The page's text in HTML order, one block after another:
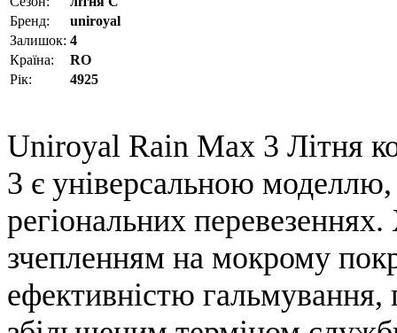
Бренд:
uniroyal
Залишок: 4
Країна:
RO
Рік:
4925
Uniroyal Rain Max 3 Літня
3 є універсальною
регіональних
зчепленням на мокрому
ефективністю